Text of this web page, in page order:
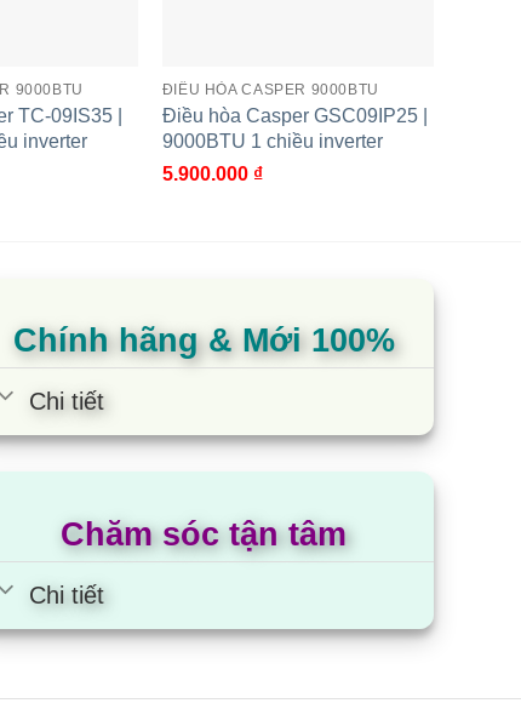
QC-09IS36 là lựa chọn lý tưởng đáng cân
9000BTU
TC-09IS35 |
inverter
ĐIỀU HÒA CASPER 9000BTU
Điều hòa Casper GSC09IP25 |
9000BTU 1 chiều inverter
5.900.000 ₫
Chính hãng & Mới 100%
Chi tiết
Chăm sóc tận tâm
Chi tiết